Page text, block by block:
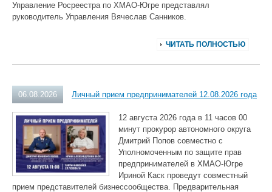
Управление Росреестра по ХМАО‑Югре представлял
руководитель Управления Вячеслав Санников.
ЧИТАТЬ ПОЛНОСТЬЮ
06.08.2026 Личный прием предпринимателей 12.08.2026 года
12 августа 2026 года в 11 часов 00
минут прокурор автономного округа
Дмитрий Попов совместно с
Уполномоченным по защите прав
предпринимателей в ХМАО-Югре
Ириной Каск проведут совместный
прием представителей бизнессообщества. Предварительная